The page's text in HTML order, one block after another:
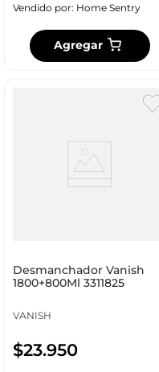
Vendido por: Home Sentry
Agregar
Desmanchador Vanish
1800+800Ml 3311825
VANISH
$23.950